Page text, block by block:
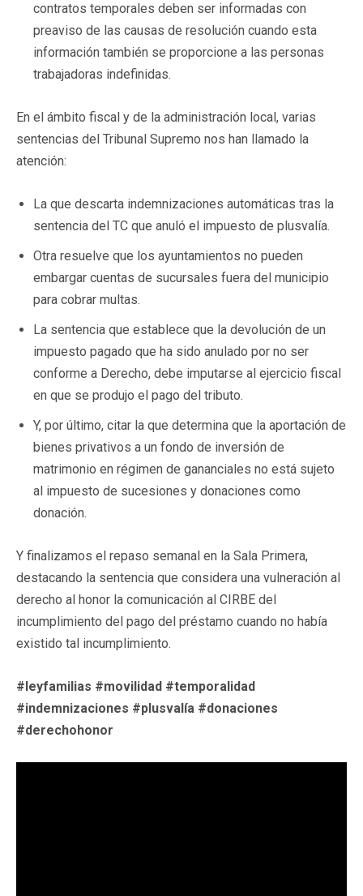
contratos temporales deben ser informadas con
preaviso de las causas de resolución cuando esta
información también se proporcione a las personas
trabajadoras indefinidas.
En el ámbito fiscal y de la administración local, varias
sentencias del Tribunal Supremo nos han llamado la
atención:
La que descarta indemnizaciones automáticas tras la
sentencia del TC que anuló el impuesto de plusvalía.
Otra resuelve que los ayuntamientos no pueden
embargar cuentas de sucursales fuera del municipio
para cobrar multas.
La sentencia que establece que la devolución de un
impuesto pagado que ha sido anulado por no ser
conforme a Derecho, debe imputarse al ejercicio fiscal
en que se produjo el pago del tributo.
Y, por último, citar la que determina que la aportación de
bienes privativos a un fondo de inversión de
matrimonio en régimen de gananciales no está sujeto
al impuesto de sucesiones y donaciones como
donación.
Y finalizamos el repaso semanal en la Sala Primera,
destacando la sentencia que considera una vulneración al
derecho al honor la comunicación al CIRBE del
incumplimiento del pago del préstamo cuando no había
existido tal incumplimiento.
#leyfamilias #movilidad #temporalidad
#indemnizaciones #plusvalía #donaciones
#derechohonor